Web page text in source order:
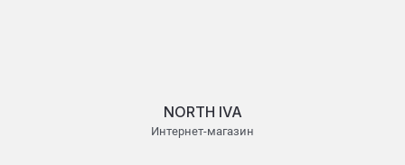
NORTH IVA
Интернет-магазин